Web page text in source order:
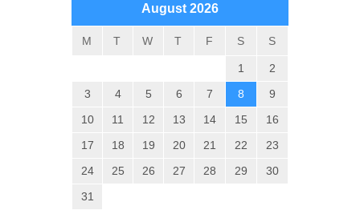
August 2026
M T W T F S S
1
2
3
4 5 6 7 8
9
10
11 12 13 14 15
16
17
18 19 20 21 22
23
24
25 26 27 28 29
30
31